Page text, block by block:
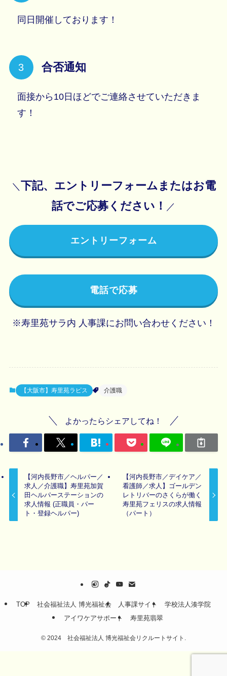
同日開催しております！
合否通知
面接から10日ほどでご連絡させていただきま
す！
＼ 下記、エントリーフォームまたはお電
話でご応募ください！
／
エントリーフォーム
電話で応募
※寿里苑サラ内 人事課にお問い合わせください！
【大阪市】寿里苑ラピス 介護職
よかったらシェアしてね！
【河内長野市／ヘルパー／
求人／介護職】寿里苑加賀
田ヘルパーステーションの
求人情報 (正職員・パー
ト・登録ヘルパー)
【河内長野市／デイケア／
看護師／求人】ゴールデン
レトリバーのさくらが働く
寿里苑フェリスの求人情報
（パート）
TOP 社会福祉法人 博光福祉会 人事課サイト
学校法人湊学院
アイワケアサポート
寿里苑翡翠
© 2024 社会福祉法人 博光福祉会リクルートサイト.